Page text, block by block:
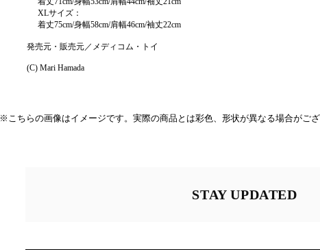
XLサイズ：
着丈75cm/身幅58cm/肩幅46cm/袖丈22cm
発売元・販売元／メディコム・トイ
(C) Mari Hamada
※こちらの画像はイメージです。実際の商品とは彩色、形状が異なる場合がご
STAY UPDATED